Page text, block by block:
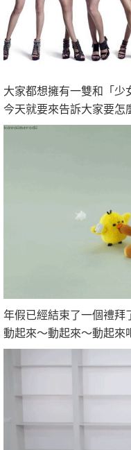
大家都想擁有一雙和「少
今天就要來告訴大家要怎
年假已經結束了一個禮拜
動起來～動起來～動起來